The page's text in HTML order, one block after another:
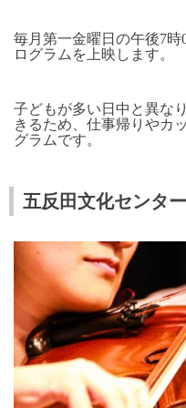
毎月第一金曜日の午後7時
ログラムを上映します。
子どもが多い日中と異な
きるため、仕事帰りやカ
グラムです。
五反田文化センタ